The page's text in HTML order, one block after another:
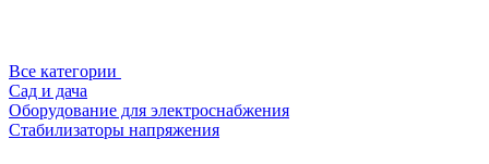
Все категории
Сад и дача
Оборудование для электроснабжения
Стабилизаторы напряжения